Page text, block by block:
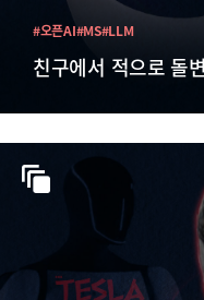
친구에서 적으로 돌
#오픈AI#MS#LLM